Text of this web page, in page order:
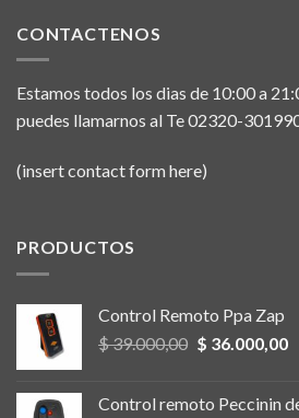
CONTACTENOS
Estamos todos los dias de 10:00 a
puedes llamarnos al Te 02320-
(insert contact form here)
PRODUCTOS
Control Remoto Ppa Zap
$39.000,00 Original
$ 39.000,00.
$ 36.000,00
Control remoto Peccinin